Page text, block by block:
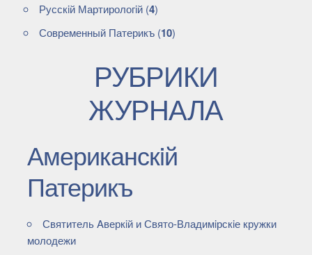
Русскiй Мартирологiй(4)
Современный Патерикъ(10)
РУБРИКИ
ЖУРНАЛА
Американскiй
Патерикъ
Святитель Aверкiй и Свято-Владимiрскiе кружки
молодежи